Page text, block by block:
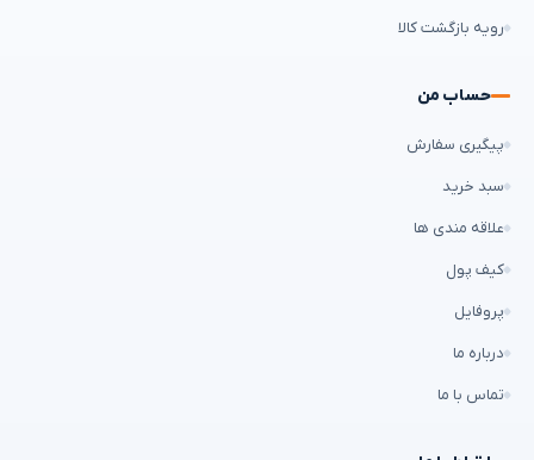
رویه بازگشت کالا
حساب من
پیگیری سفارش
سبد خرید
علاقه مندی ها
کیف پول
پروفایل
درباره ما
تماس با ما